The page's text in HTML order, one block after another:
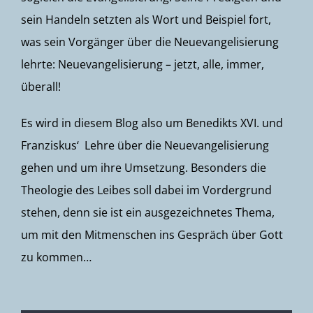
sein Handeln setzten als Wort und Beispiel fort,
was sein Vorgänger über die Neuevangelisierung
lehrte: Neuevangelisierung – jetzt, alle, immer,
überall!
Es wird in diesem Blog also um Benedikts XVI. und
Franziskus‘ Lehre über die Neuevangelisierung
gehen und um ihre Umsetzung. Besonders die
Theologie des Leibes soll dabei im Vordergrund
stehen, denn sie ist ein ausgezeichnetes Thema,
um mit den Mitmenschen ins Gespräch über Gott
zu kommen…